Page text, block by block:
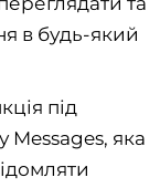
в будь-який
під
Messages, яка